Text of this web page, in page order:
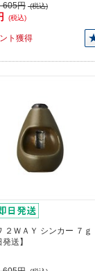
605円 (税込)
(税込)
ト獲得
２ＷＡＹ シンカー ７ｇ
発送】